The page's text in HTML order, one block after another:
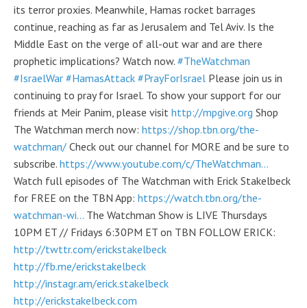
its terror proxies. Meanwhile, Hamas rocket barrages
continue, reaching as far as Jerusalem and Tel Aviv. Is the
Middle East on the verge of all-out war and are there
prophetic implications? Watch now. #TheWatchman
#IsraelWar #HamasAttack #PrayForIsrael Please join us in
continuing to pray for Israel. To show your support for our
friends at Meir Panim, please visit http://mpgive.org Shop
The Watchman merch now: https://shop.tbn.org/the-
watchman/ Check out our channel for MORE and be sure to
subscribe. https://www.youtube.com/c/TheWatchman...
Watch full episodes of The Watchman with Erick Stakelbeck
for FREE on the TBN App: https://watch.tbn.org/the-
watchman-wi... The Watchman Show is LIVE Thursdays
10PM ET // Fridays 6:30PM ET on TBN FOLLOW ERICK:
http://twttr.com/erickstakelbeck
http://fb.me/erickstakelbeck
http://instagr.am/erick.stakelbeck
http://erickstakelbeck.com